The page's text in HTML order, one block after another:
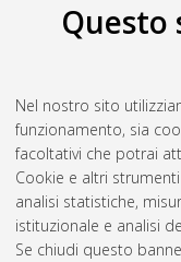
Questo
Nel nostro sito
funzionamento, sia
facoltativi che potrai
Cookie e altri
analisi statistiche,
istituzionale e analisi
Se chiudi questo